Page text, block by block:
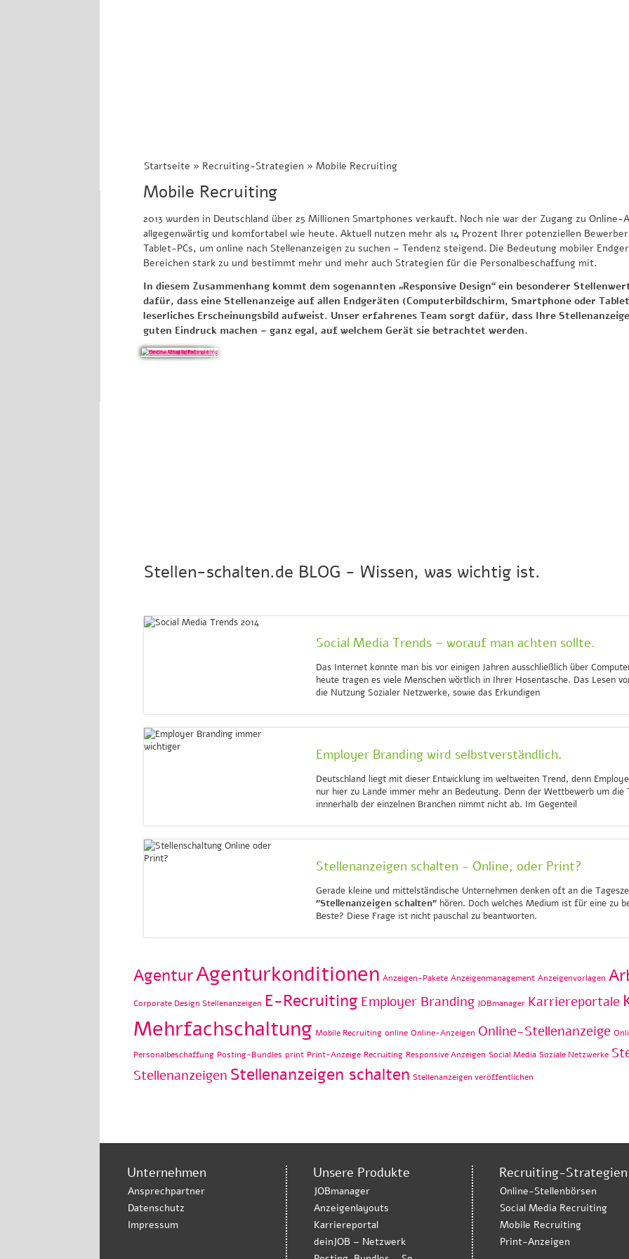
Startseite » Recruiting-Strategien » Mobile Recruiting
Mobile Recruiting
2013 wurden in Deutschland über 25 Millionen Smartphones verkauft. Noch nie war der Zugang zu
allgegenwärtig und komfortabel wie heute. Aktuell nutzen mehr als 14 Prozent Ihrer potenziellen
Tablet-PCs, um online nach Stellenanzeigen zu suchen – Tendenz steigend. Die Bedeutung mobiler
Bereichen stark zu und bestimmt mehr und mehr auch Strategien für die Personalbeschaffung mit.
In diesem Zusammenhang kommt dem sogenannten „Responsive Design“ ein besonderer
dafür, dass eine Stellenanzeige auf allen Endgeräten (Computerbildschirm, Smartphone oder
leserliches Erscheinungsbild aufweist. Unser erfahrenes Team sorgt dafür, dass Ihre
guten Eindruck machen – ganz egal, auf welchem Gerät sie betrachtet werden.
Stellen-schalten.de BLOG - Wissen, was wichtig ist.
Social Media Trends – worauf man achten sollte.
Das Internet konnte man bis vor einigen Jahren ausschließlich über
heute tragen es viele Menschen wörtlich in Ihrer Hosentasche. Das Lesen
die Nutzung Sozialer Netzwerke, sowie das Erkundigen
Employer Branding wird selbstverständlich.
Deutschland liegt mit dieser Entwicklung im weltweiten Trend, denn
nur hier zu Lande immer mehr an Bedeutung. Denn der Wettbewerb um
innnerhalb der einzelnen Branchen nimmt nicht ab. Im Gegenteil
Stellenanzeigen schalten - Online, oder Print?
Gerade kleine und mittelständische Unternehmen denken oft an die
"Stellenanzeigen schalten"hören. Doch welches Medium ist für eine zu
Beste? Diese Frage ist nicht pauschal zu beantworten.
AgenturAgenturkonditionen Anzeigen-Pakete Anzeigenmanagement Anzeigenvorlagen
Corporate Design Stellenanzeigen E-Recruiting Employer Branding JOBmanager Karriereportale
Mehrfachschaltung Mobile Recruiting online Online-Anzeigen Online-Stellenanzeige
Personalbeschaffung Posting-Bundles print Print-Anzeige Recruiting Responsive Anzeigen Social Media Soziale Netzwerke
Stellenanzeigen Stellenanzeigen schalten Stellenanzeigen veröffentlichen
Unternehmen
Ansprechpartner
Datenschutz
Impressum
Unsere Produkte
JOBmanager
Anzeigenlayouts
Karriereportal
deinJOB – Netzwerk
Recruiting-Strategien
Online-Stellenbörsen
Social Media Recruiting
Mobile Recruiting
Print-Anzeigen